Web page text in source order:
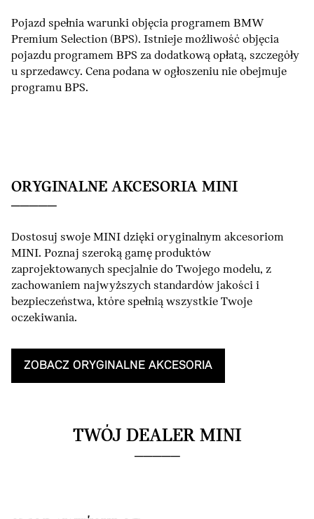
Pojazd spełnia warunki objęcia programem BMW
Premium Selection (BPS). Istnieje możliwość objęcia
pojazdu programem BPS za dodatkową opłatą, szczegóły
u sprzedawcy. Cena podana w ogłoszeniu nie obejmuje
programu BPS.
ORYGINALNE AKCESORIA MINI
Dostosuj swoje MINI dzięki oryginalnym akcesoriom
MINI. Poznaj szeroką gamę produktów
zaprojektowanych specjalnie do Twojego modelu, z
zachowaniem najwyższych standardów jakości i
bezpieczeństwa, które spełnią wszystkie Twoje
oczekiwania.
ZOBACZ ORYGINALNE AKCESORIA
TWÓJ DEALER MINI